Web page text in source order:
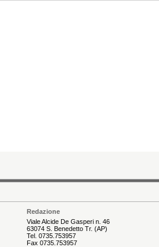
Redazione
Viale Alcide De Gasperi n. 46
63074 S. Benedetto Tr. (AP)
Tel. 0735.753957
Fax 0735.753957